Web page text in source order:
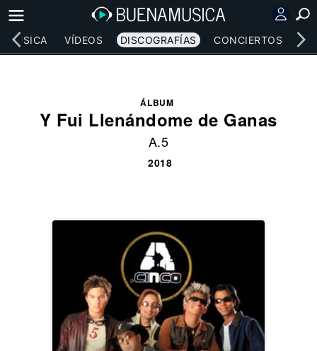
MÚSICA VÍDEOS DISCOGRAFÍAS CONCIERTOS
ÁLBUM
Y Fui Llenándome de Ganas
A.5
2018